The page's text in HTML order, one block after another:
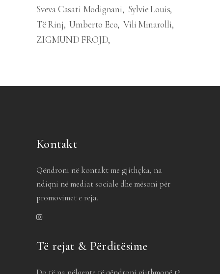
Sveva Casati Modignani
Sylvie Louis
Të Rinj Umberto Eco Vili Minarolli
ZIGMUND FROJD
Kontakt
Qëndroni në kontakt me gjithçka, na
ndiqni në mediat sociale dhe mësoni për
promovimet e reja.
Të rejat & Përditësime